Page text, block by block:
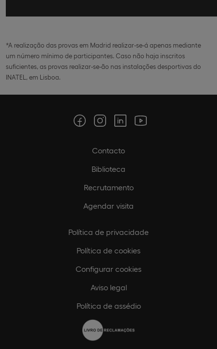
*A realização das provas em Madrid realizar-se-á apenas mediante
um número mínimo de participantes. Caso não haja inscritos
suficientes, as provas realizar-se-ão nas instalações desportivas do
INATEL, em Lisboa.
Contacto
Biblioteca
Recrutamento
Agendar visita
Política de privacidade
Política de cookies
Configurar cookies
Aviso legal
Política de assédio